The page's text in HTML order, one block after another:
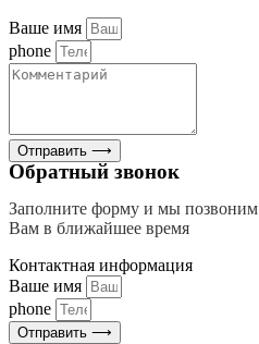
Ваше имя
phone
Отправить ⟶
Обратный звонок
Заполните форму и мы позвоним
Вам в ближайшее время
Контактная информация
Ваше имя
phone
Отправить ⟶